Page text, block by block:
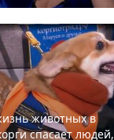
животных в
спасает людей,